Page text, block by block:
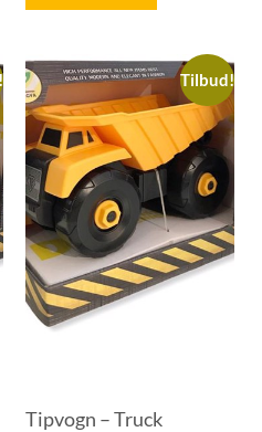
Tilbud!
Tipvogn – Truck